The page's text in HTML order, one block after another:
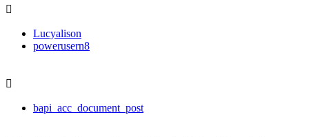
Lucyalison
powerusern8
bapi_acc_document_post